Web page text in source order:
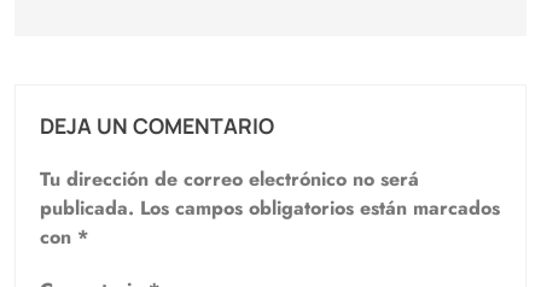
DEJA UN COMENTARIO
Tu dirección de correo electrónico no será
publicada. Los campos obligatorios están marcados
con *